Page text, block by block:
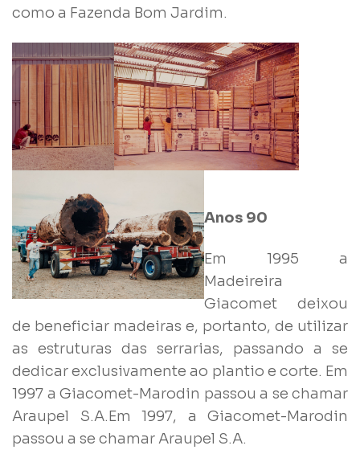
como a Fazenda Bom Jardim.
Anos 90
Em 1995 a
Madeireira
Giacomet deixou
de beneficiar madeiras e, portanto, de utilizar
as estruturas das serrarias, passando a se
dedicar exclusivamente ao plantio e corte. Em
1997 a Giacomet-Marodin passou a se chamar
Araupel S.A.Em 1997, a Giacomet-Marodin
passou a se chamar Araupel S.A.